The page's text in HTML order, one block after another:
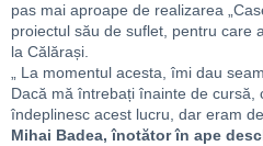
pas mai aproape de realizarea
proiectul său de suflet, pentru care
la Călărași.
„ La momentul acesta, îmi dau
Dacă mă întrebați înainte de cursă,
îndeplinesc acest lucru, dar eram
Mihai Badea, înotător în ape